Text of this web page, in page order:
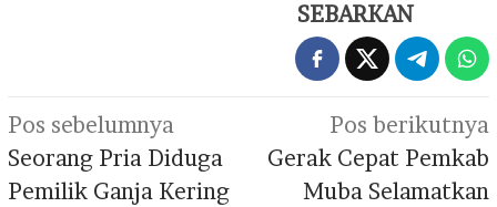
SEBARKAN
Navigasi
pos
Pos sebelumnya
Seorang Pria Diduga
Pemilik Ganja Kering
Pos berikutnya
Gerak Cepat Pemkab
Muba Selamatkan